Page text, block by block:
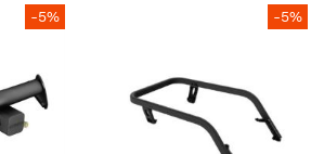
-5% -5%